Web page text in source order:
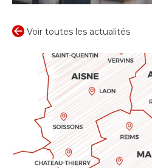
Voir toutes les actualités